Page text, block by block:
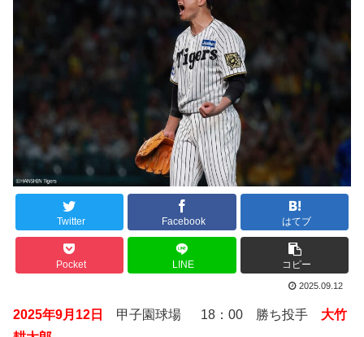
Twitter Facebook はてブ
Pocket LINE コピー
2025.09.12
2025年9月12日 甲子園球場 18：00 勝ち投手 大竹